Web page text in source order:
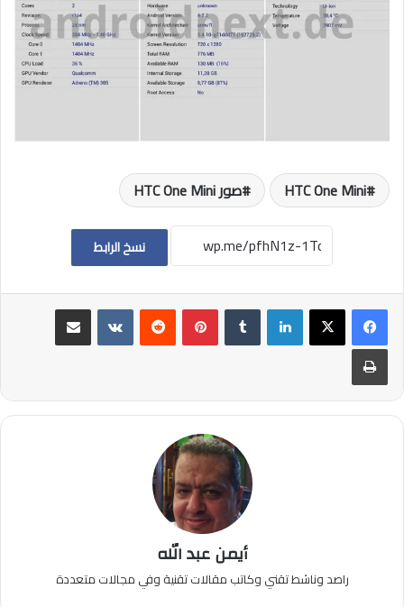
HTC One Mini صور HTC One Mini
نسخ الرابط
لينكدإن بينتيريست
مشاركة عبر البريد
طباعة
أيمن عبد الله
راصد وناشط تقني وكاتب مقالات تقنية وفي مجالات متعددة